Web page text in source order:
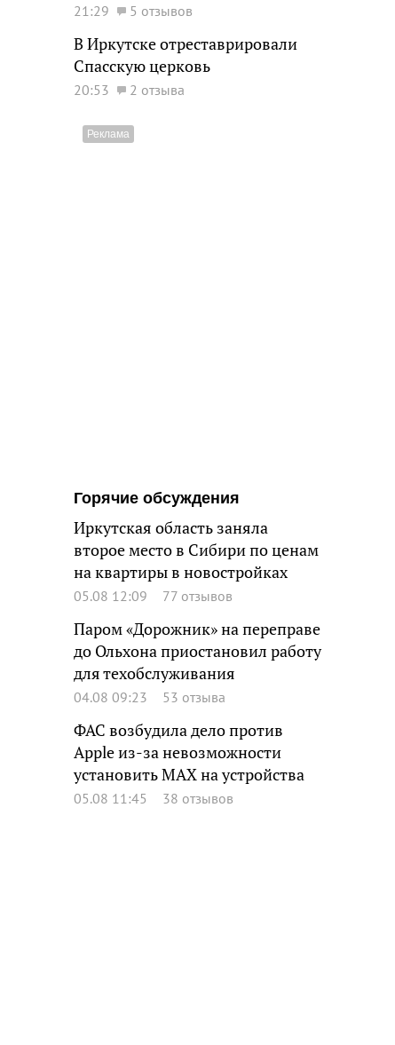
21:29 5 отзывов
В Иркутске отреставрировали
Спасскую церковь
20:53 2 отзыва
Горячие обсуждения
Иркутская область заняла
второе место в Сибири по ценам
на квартиры в новостройках
05.08 12:09 77 отзывов
Паром «Дорожник» на переправе
до Ольхона приостановил работу
для техобслуживания
04.08 09:23 53 отзыва
ФАС возбудила дело против
Apple из-за невозможности
установить MAX на устройства
05.08 11:45 38 отзывов